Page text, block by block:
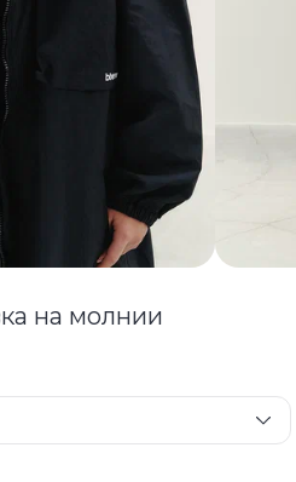
на молнии